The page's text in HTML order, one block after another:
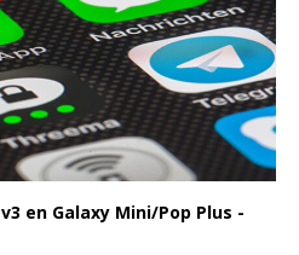
v3 en Galaxy Mini/Pop Plus -